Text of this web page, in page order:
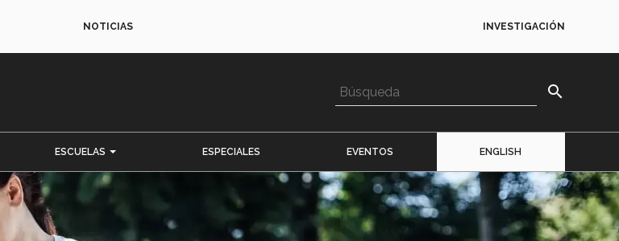
NOTICIAS INVESTIGACIÓN
search
ESCUELAS ESPECIALES EVENTOS ENGLISH